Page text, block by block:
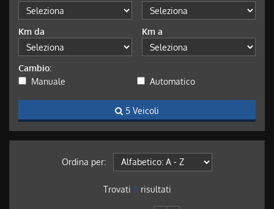
Km da Km a
Cambio:
Manuale
Automatico
5 Veicoli
Ordina per:
Trovati 5 risultati